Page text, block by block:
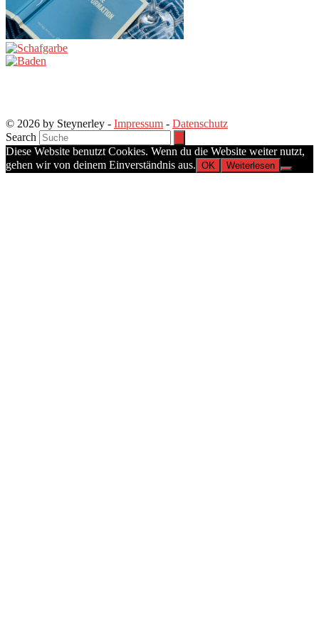
© 2026 by Steynerley - Impressum - Datenschutz
Search
Diese Website benutzt Cookies. Wenn du die Website weiter nutzt,
gehen wir von deinem Einverständnis aus. OK Weiterlesen